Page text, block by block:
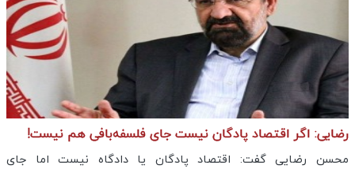
رضایی: اگر اقتصاد پادگان نیست جای فلسفه‌بافی هم نیست!
محسن رضایی گفت: اقتصاد پادگان یا دادگاه نیست اما جای